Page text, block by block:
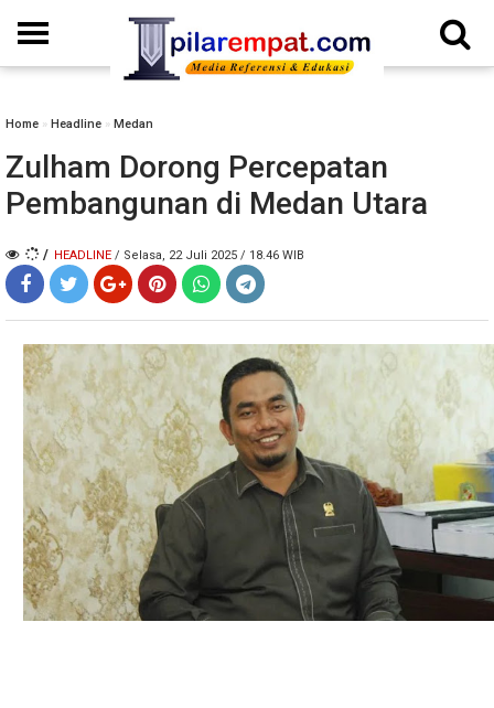
Home » Headline » Medan
Zulham Dorong Percepatan
Pembangunan di Medan Utara
/ HEADLINE / Selasa, 22 Juli 2025 / 18.46 WIB